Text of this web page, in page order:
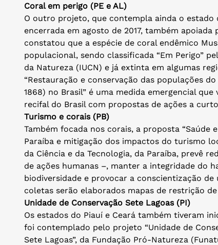
Coral em perigo (PE e AL)
O outro projeto, que contempla ainda o estado
encerrada em agosto de 2017, também
constatou que a espécie de coral endêmico
populacional, sendo classificada “Em Perigo”
da Natureza (IUCN) e já extinta em algumas
“Restauração e conservação das populações
1868) no Brasil” é uma medida emergencial
recifal do Brasil com propostas de ações a
Turismo e corais (PB)
Também focada nos corais, a proposta “Saúde
Paraíba e mitigação dos impactos do turismo
da Ciência e da Tecnologia, da Paraíba, prevê
de ações humanas –, manter a integridade do
biodiversidade e provocar a conscientização
coletas serão elaborados mapas de restrição
Unidade de Conservação Sete Lagoas (PI)
Os estados do Piauí e Ceará também tiveram
foi contemplado pelo projeto “Unidade de
Sete Lagoas”, da Fundação Pró-Natureza